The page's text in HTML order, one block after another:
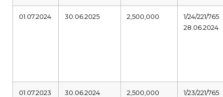
01.07.2024 30.06.2025 2,500,000
1/24/221/765
28.06.2024
01.07.2023 30.06.2024 2,500,000
1/23/221/765